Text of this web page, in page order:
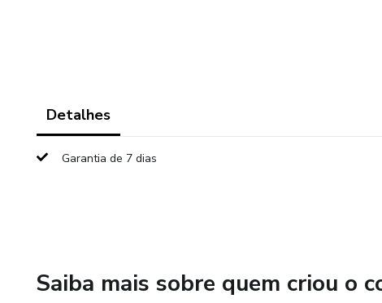
Detalhes
Garantia de 7 dias
Saiba mais sobre quem criou o